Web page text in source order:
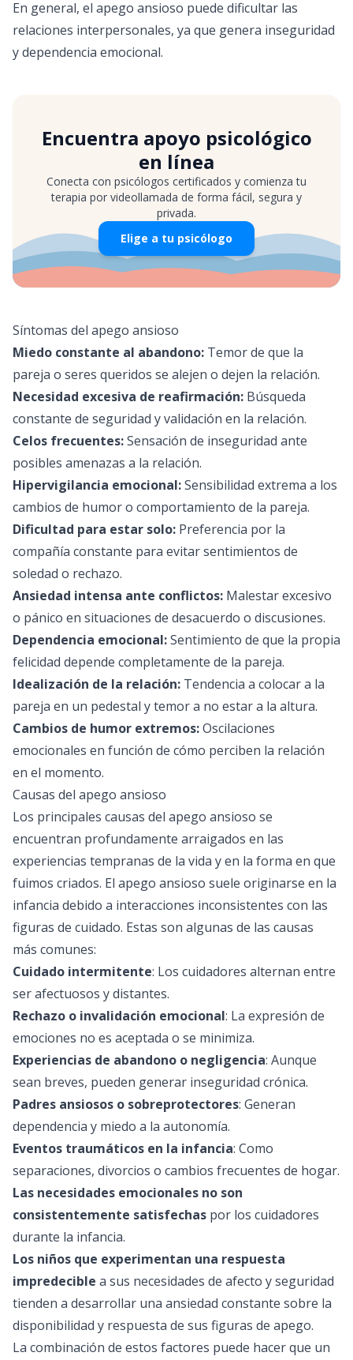
En general, el apego ansioso puede dificultar las
relaciones interpersonales, ya que genera inseguridad
y dependencia emocional.
Encuentra apoyo psicológico
en línea
Conecta con psicólogos certificados y comienza tu
terapia por videollamada de forma fácil, segura y
privada.
Elige a tu psicólogo
Síntomas del apego ansioso
Miedo constante al abandono: Temor de que la
pareja o seres queridos se alejen o dejen la relación.
Necesidad excesiva de reafirmación: Búsqueda
constante de seguridad y validación en la relación.
Celos frecuentes:Sensación de inseguridad ante
posibles amenazas a la relación.
Hipervigilancia emocional:Sensibilidad extrema a los
cambios de humor o comportamiento de la pareja.
Dificultad para estar solo: Preferencia por la
compañía constante para evitar sentimientos de
soledad o rechazo.
Ansiedad intensa ante conflictos: Malestar excesivo
o pánico en situaciones de desacuerdo o discusiones.
Dependencia emocional:Sentimiento de que la propia
felicidad depende completamente de la pareja.
Idealización de la relación: Tendencia a colocar a la
pareja en un pedestal y temor a no estar a la altura.
Cambios de humor extremos:Oscilaciones
emocionales en función de cómo perciben la relación
en el momento.
Causas del apego ansioso
Los principales causas del apego ansioso se
encuentran profundamente arraigados en las
experiencias tempranas de la vida y en la forma en que
fuimos criados. El apego ansioso suele originarse en la
infancia debido a interacciones inconsistentes con las
figuras de cuidado. Estas son algunas de las causas
más comunes:
Cuidado intermitente: Los cuidadores alternan entre
ser afectuosos y distantes.
Rechazo o invalidación emocional: La expresión de
emociones no es aceptada o se minimiza.
Experiencias de abandono o negligencia: Aunque
sean breves, pueden generar inseguridad crónica.
Padres ansiosos o sobreprotectores: Generan
dependencia y miedo a la autonomía.
Eventos traumáticos en la infancia: Como
separaciones, divorcios o cambios frecuentes de hogar.
Las necesidades emocionales no son
consistentemente satisfechas por los cuidadores
durante la infancia.
Los niños que experimentan una respuesta
impredecible a sus necesidades de afecto y seguridad
tienden a desarrollar una ansiedad constante sobre la
disponibilidad y respuesta de sus figuras de apego.
La combinación de estos factores puede hacer que un